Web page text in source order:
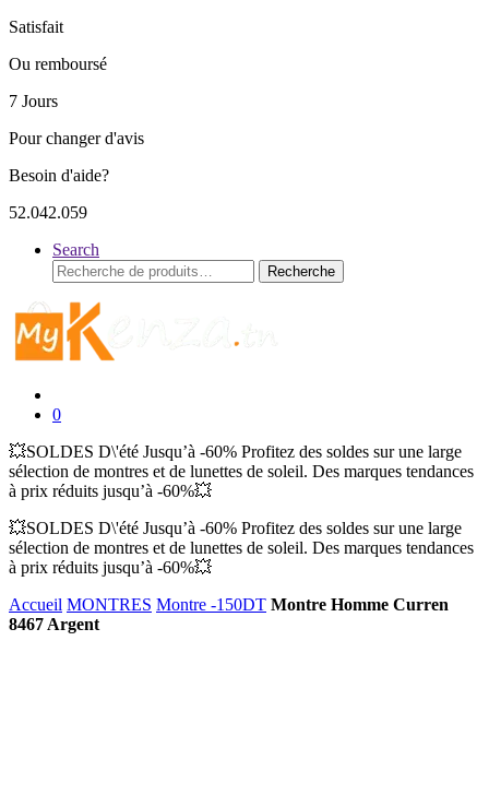
Satisfait
Ou remboursé
7 Jours
Pour changer d'avis
Besoin d'aide?
52.042.059
Search
Recherche
pour :
Recherche
0
💥SOLDES D\'été Jusqu’à -60% Profitez des soldes sur une large
sélection de montres et de lunettes de soleil. Des marques tendances
à prix réduits jusqu’à -60%💥
💥SOLDES D\'été Jusqu’à -60% Profitez des soldes sur une large
sélection de montres et de lunettes de soleil. Des marques tendances
à prix réduits jusqu’à -60%💥
Accueil MONTRES Montre -150DT Montre Homme Curren
8467 Argent